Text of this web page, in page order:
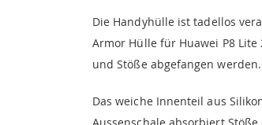
Die Handyhülle ist tadellos
Armor Hülle für Huawei P8
und Stöße abgefangen werden.
Das weiche Innenteil aus